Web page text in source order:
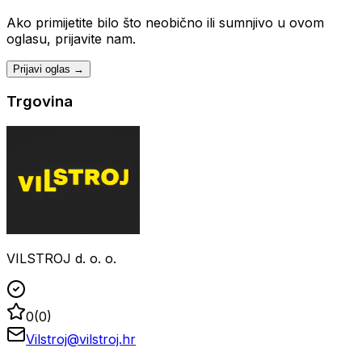
Ako primijetite bilo što neobično ili sumnjivo u ovom
oglasu, prijavite nam.
Prijavi oglas →
Trgovina
VILSTROJ d. o. o.
0(0)
Vilstroj@vilstroj.hr